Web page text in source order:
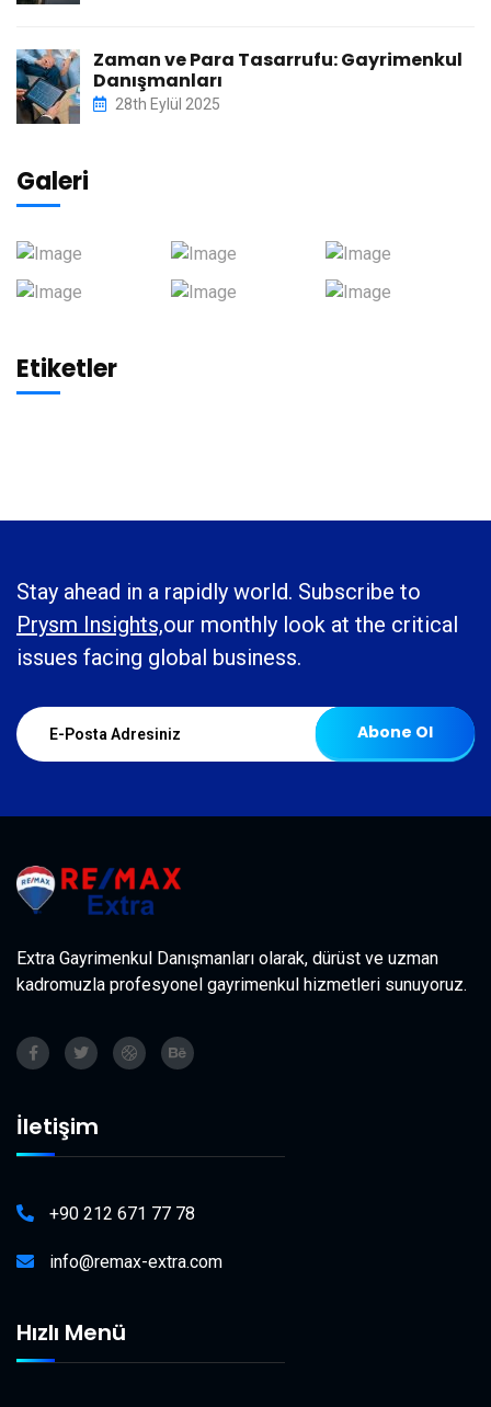
Zaman ve Para Tasarrufu: Gayrimenkul
Danışmanları
28th Eylül 2025
Galeri
Etiketler
Stay ahead in a rapidly world. Subscribe to
Prysm Insights,our monthly look at the critical
issues facing global business.
Abone Ol
Extra Gayrimenkul Danışmanları olarak, dürüst ve uzman
kadromuzla profesyonel gayrimenkul hizmetleri sunuyoruz.
İletişim
+90 212 671 77 78
info@remax-extra.com
Hızlı Menü